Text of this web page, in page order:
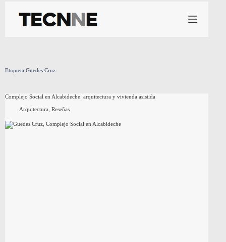
contenido
Etiqueta Guedes Cruz
Complejo Social en Alcabideche: arquitectura y vivienda asistida
Arquitectura, Reseñas